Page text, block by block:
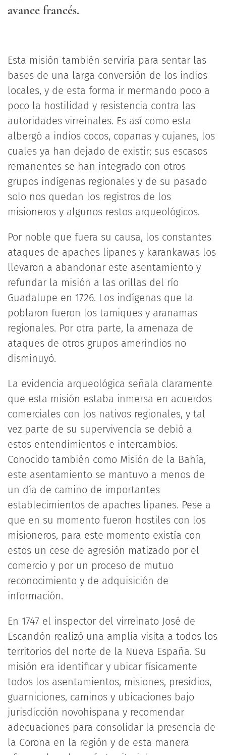
avance francés.
Esta misión también serviría para sentar las
bases de una larga conversión de los indios
locales, y de esta forma ir mermando poco a
poco la hostilidad y resistencia contra las
autoridades virreinales. Es así como esta
albergó a indios cocos, copanas y cujanes, los
cuales ya han dejado de existir; sus escasos
remanentes se han integrado con otros
grupos indígenas regionales y de su pasado
solo nos quedan los registros de los
misioneros y algunos restos arqueológicos.
Por noble que fuera su causa, los constantes
ataques de apaches lipanes y karankawas los
llevaron a abandonar este asentamiento y
refundar la misión a las orillas del río
Guadalupe en 1726. Los indígenas que la
poblaron fueron los tamiques y aranamas
regionales. Por otra parte, la amenaza de
ataques de otros grupos amerindios no
disminuyó.
La evidencia arqueológica señala claramente
que esta misión estaba inmersa en acuerdos
comerciales con los nativos regionales, y tal
vez parte de su supervivencia se debió a
estos entendimientos e intercambios.
Conocido también como Misión de la Bahía,
este asentamiento se mantuvo a menos de
un día de camino de importantes
establecimientos de apaches lipanes. Pese a
que en su momento fueron hostiles con los
misioneros, para este momento existía con
estos un cese de agresión matizado por el
comercio y por un proceso de mutuo
reconocimiento y de adquisición de
información.
En 1747 el inspector del virreinato José de
Escandón realizó una amplia visita a todos los
territorios del norte de la Nueva España. Su
misión era identificar y ubicar físicamente
todos los asentamientos, misiones, presidios,
guarniciones, caminos y ubicaciones bajo
jurisdicción novohispana y recomendar
adecuaciones para consolidar la presencia de
la Corona en la región y de esta manera